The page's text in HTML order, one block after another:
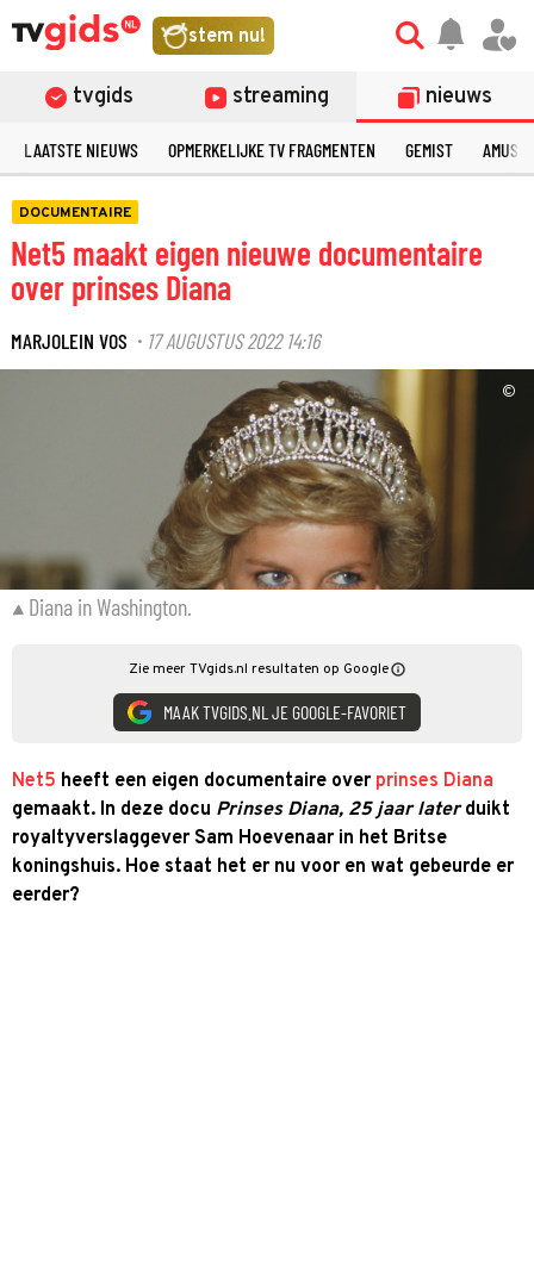
stem nu!
tvgids streaming nieuws
LAATSTE NIEUWS OPMERKELIJKE TV FRAGMENTEN GEMIST
DOCUMENTAIRE
Net5 maakt eigen nieuwe documentaire
over prinses Diana
MARJOLEIN VOS · 17 AUGUSTUS 2022 14:16
©
Diana in Washington.
Zie meer TVgids.nl resultaten op Google
MAAK TVGIDS.NL JE GOOGLE-FAVORIET
Net5 heeft een eigen documentaire over prinses Diana
gemaakt. In deze docu Prinses Diana, 25 jaar laterduikt
royaltyverslaggever Sam Hoevenaar in het Britse
koningshuis. Hoe staat het er nu voor en wat gebeurde er
eerder?